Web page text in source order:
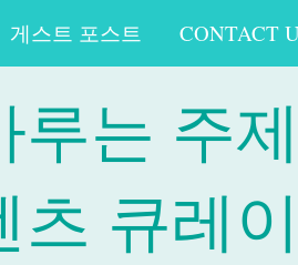
게스트 포스트 CONTACT
루는 주
츠 큐레